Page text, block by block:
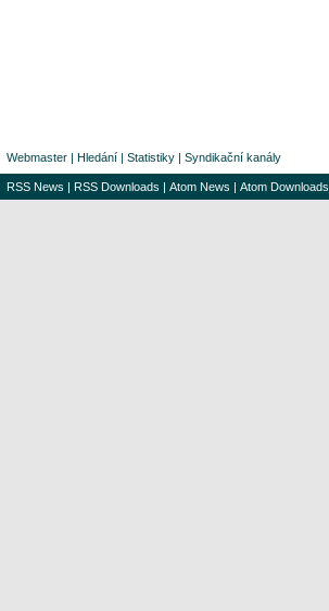
Webmaster | Hledání | Statistiky | Syndikační kanály
RSS News | RSS Downloads | Atom News | Atom Downloads